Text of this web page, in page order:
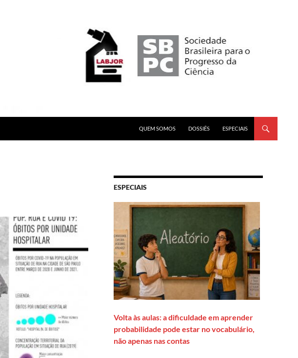
QUEM SOMOS
DOSSIÊS ESPECIAIS
ESPECIAIS
Volta às aulas: a dificuldade em aprender
probabilidade pode estar no vocabulário,
não apenas nas contas